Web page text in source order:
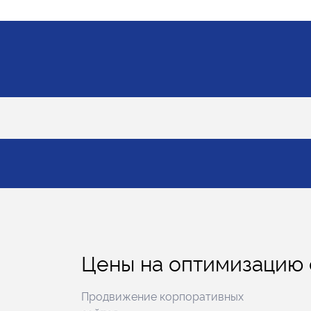
Цены на оптимизацию
Продвижение корпоративных